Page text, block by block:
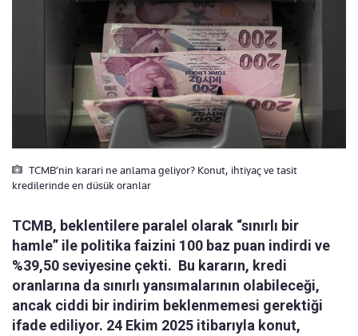
TCMB’nin karari ne anlama geliyor? Konut, ihtiyaç ve tasit
kredilerinde en düsük oranlar
TCMB, beklentilere paralel olarak “sınırlı bir
hamle” ile politika faizini 100 baz puan indirdi ve
%39,50 seviyesine çekti. Bu kararın, kredi
oranlarına da sınırlı yansımalarının olabileceği,
ancak ciddi bir indirim beklenmemesi gerektiği
ifade ediliyor. 24 Ekim 2025 itibarıyla konut,